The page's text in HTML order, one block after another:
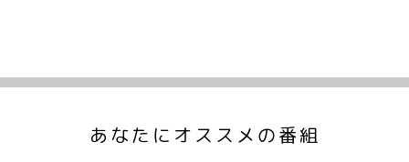
あなたにオススメの番組